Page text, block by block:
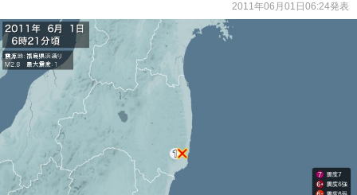
2011年06月01日06:24発表